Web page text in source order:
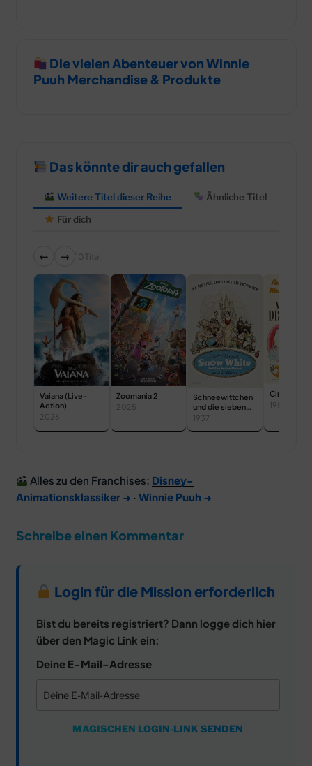
Die vielen Abenteuer von Winnie
Puuh Merchandise & Produkte
Das könnte dir auch gefallen
Weitere Titel dieser Reihe
Ähnliche Titel
Für dich
← → 10 Titel
Vaiana (Live-
Action)
2026
Zoomania 2
2025
Schneewittchen
und die sieben
Zwerge
1937
Cinderella
1950
Alles zu den Franchises: Disney-
Animationsklassiker → · Winnie Puuh →
Schreibe einen Kommentar
Login für die Mission erforderlich
Bist du bereits registriert? Dann logge dich hier
über den Magic Link ein:
Deine E-Mail-Adresse
MAGISCHEN LOGIN-LINK SENDEN